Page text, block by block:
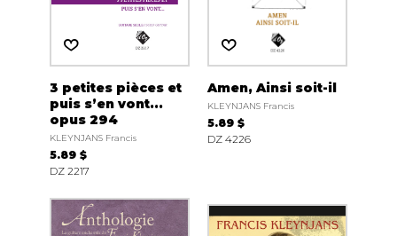
3 petites pièces et
puis s’en vont...
opus 294
KLEYNJANS Francis
5.89 $
DZ 2217
Amen, Ainsi soit-il
KLEYNJANS Francis
5.89 $
DZ 4226